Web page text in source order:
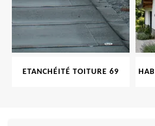
ETANCHÉITÉ TOITURE 69